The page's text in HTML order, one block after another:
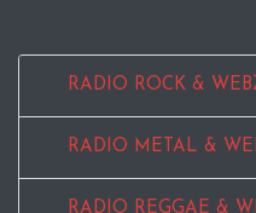
RADIO ROCK &
RADIO METAL &
RADIO REGGAE &